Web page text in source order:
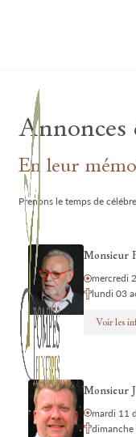
Annonces
En leur
Prenons le temps de
Monsieur
mercredi
lundi 03
Voir les
Monsieur
mardi 11